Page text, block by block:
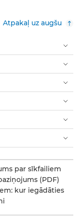
Atpakaļ uz augšu
par sīkfailiem
(PDF)
kur iegādāties